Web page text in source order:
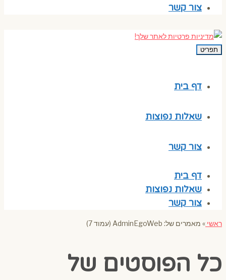
צור קשר
תפריט
דף בית
שאלות נפוצות
צור קשר
דף בית
שאלות נפוצות
צור קשר
ראשי » מאמרים של: AdminEgoWeb (עמוד 7)
כל הפוסטים של